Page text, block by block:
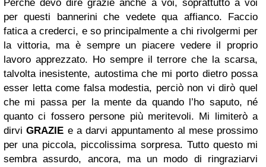
Perché devo dire grazie anche a voi, soprattutto a voi
per questi bannerini che vedete qua affianco. Faccio
fatica a crederci, e so principalmente a chi rivolgermi per
la vittoria, ma è sempre un piacere vedere il proprio
lavoro apprezzato. Ho sempre il terrore che la scarsa,
talvolta inesistente, autostima che mi porto dietro possa
esser letta come falsa modestia, perciò non vi dirò quel
che mi passa per la mente da quando l’ho saputo, né
quanto ci fossero persone più meritevoli. Mi limiterò a
dirviGRAZIE e a darvi appuntamento al mese prossimo
per una piccola, piccolissima sorpresa. Tutto questo mi
sembra assurdo, ancora, ma un modo di ringraziarvi